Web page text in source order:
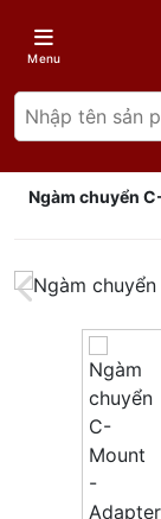
Menu
Ngàm chuyển
Giá trên 1SP